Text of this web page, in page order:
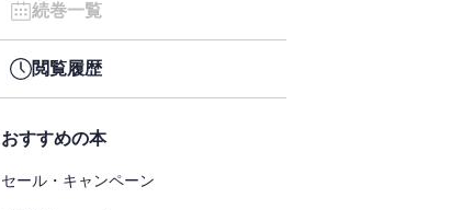
続巻一覧
閲覧履歴
おすすめの本
セール・キャンペーン